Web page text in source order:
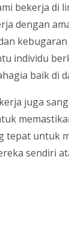
bekerja di
dengan
individu
baik di
juga
tepat untuk
sendiri